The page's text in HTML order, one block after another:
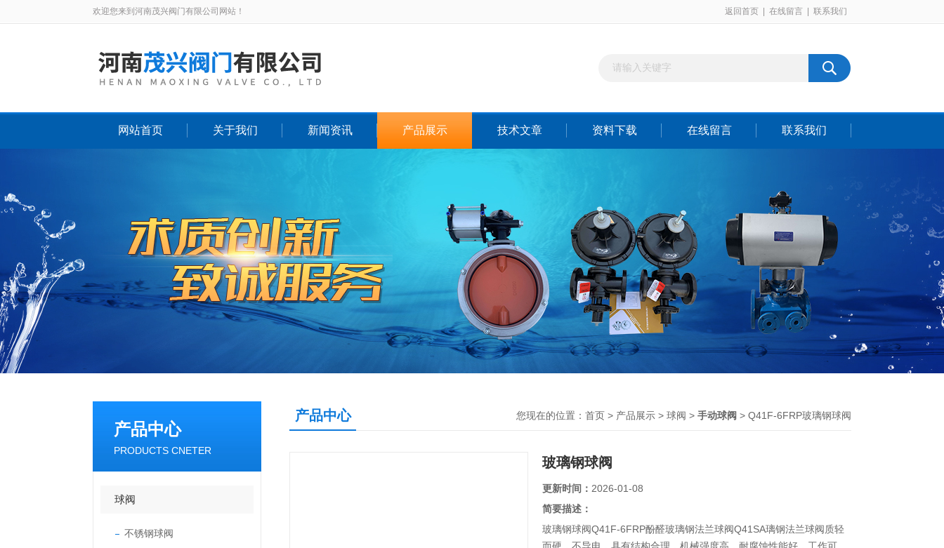
欢迎您来到河南茂兴阀门有限公司网站！ 返回首页 在线留言 联系我们
网站首页 关于我们 新闻资讯 产品展示 技术文章 资料下载 在线留言 联系我们
产品中心
PRODUCTS CNETER
球阀
不锈钢球阀
产品中心 您现在的位置： 首页 > 产品展示 > 球阀 > 手动球阀 > Q41F-6FRP玻璃钢球阀
玻璃钢球阀
更新时间： 2026-01-08
简要描述：
玻璃钢球阀Q41F-6FRP酚醛玻璃钢法兰球阀Q41SA璃钢法兰球阀质轻